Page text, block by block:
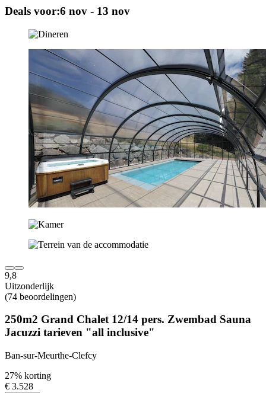
Deals voor:6 nov - 13 nov
9,8
Uitzonderlijk
(74 beoordelingen)
250m2 Grand Chalet 12/14 pers. Zwembad Sauna
Jacuzzi tarieven "all inclusive"
Ban-sur-Meurthe-Clefcy
27% korting
€ 3.528